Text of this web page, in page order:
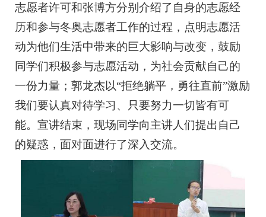
志愿者许可和张博方分别介绍了自身的志愿经
历和参与冬奥志愿者工作的过程，点明志愿活
动为他们生活中带来的巨大影响与改变，鼓励
同学们积极参与志愿活动，为社会贡献自己的
一份力量；郭龙杰以“拒绝躺平，勇往直前”激励
我们要认真对待学习、只要努力一切皆有可
能。宣讲结束，现场同学向主讲人们提出自己
的疑惑，面对面进行了深入交流。